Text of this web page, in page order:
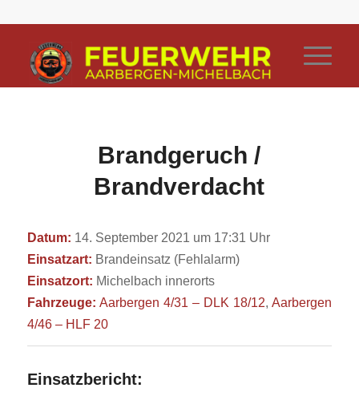
Brandgeruch /
Brandverdacht
Datum: 14. September 2021 um 17:31 Uhr
Einsatzart: Brandeinsatz (Fehlalarm)
Einsatzort: Michelbach innerorts
Fahrzeuge: Aarbergen 4/31 – DLK 18/12,Aarbergen
4/46 – HLF 20
Einsatzbericht: